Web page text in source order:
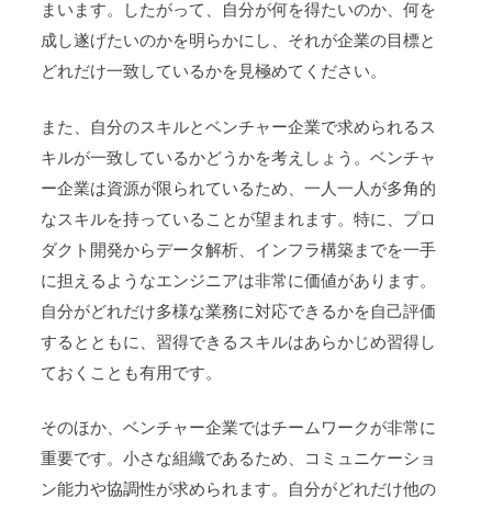
まいます。したがって、自分が何を得たいのか、何を
成し遂げたいのかを明らかにし、それが企業の目標と
どれだけ一致しているかを見極めてください。
また、自分のスキルとベンチャー企業で求められるス
キルが一致しているかどうかを考えしょう。ベンチャ
ー企業は資源が限られているため、一人一人が多角的
なスキルを持っていることが望まれます。特に、プロ
ダクト開発からデータ解析、インフラ構築までを一手
に担えるようなエンジニアは非常に価値があります。
自分がどれだけ多様な業務に対応できるかを自己評価
するとともに、習得できるスキルはあらかじめ習得し
ておくことも有用です。
そのほか、ベンチャー企業ではチームワークが非常に
重要です。小さな組織であるため、コミュニケーショ
ン能力や協調性が求められます。自分がどれだけ他の